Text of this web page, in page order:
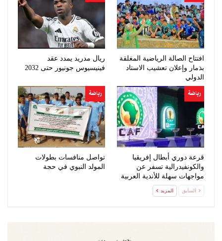
افتتاح الصالة الرياضية المغلقة
بذمار وإعلان تعشيب الاستاد
الدولي
ريال مدريد يمدد عقد
فينيسيوس جونيور حتى 2032
رياضة
قرعة دوري أبطال إفريقيا
والكونفيدرالية تسفر عن
مواجهات سهلة للأندية العربية
رياضة
تواصل منافسات بطولات
المولد النبوي في حجة
السابق المزيد